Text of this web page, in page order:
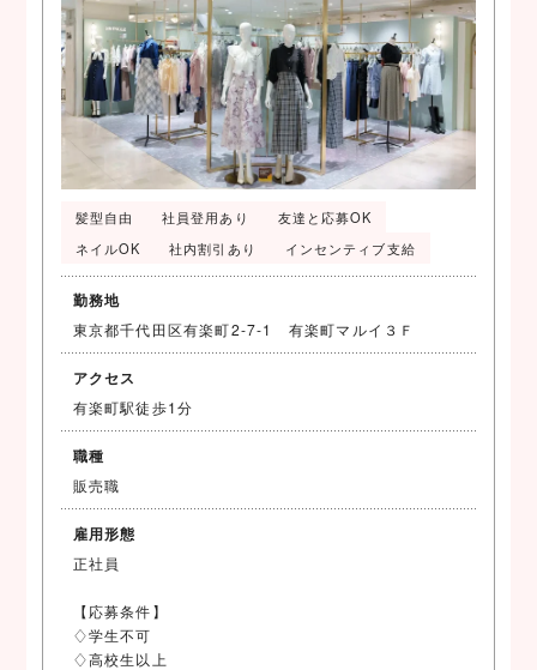
髪型自由 社員登用あり
友達と応募OK
ネイルOK
社内割引あり インセンティブ支給
勤務地
東京都千代田区有楽町2-7-1 有楽町マルイ３Ｆ
アクセス
有楽町駅徒歩1分
職種
販売職
雇用形態
正社員
【応募条件】
♢学生不可
♢高校生以上